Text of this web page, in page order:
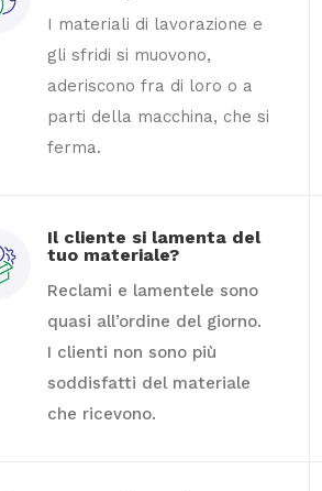
I materiali di lavorazione e
gli sfridi si muovono,
aderiscono fra di loro o a
parti della macchina, che si
ferma.
Il cliente si lamenta del
tuo materiale?
Reclami e lamentele sono
quasi all’ordine del giorno.
I clienti non sono più
soddisfatti del materiale
che ricevono.